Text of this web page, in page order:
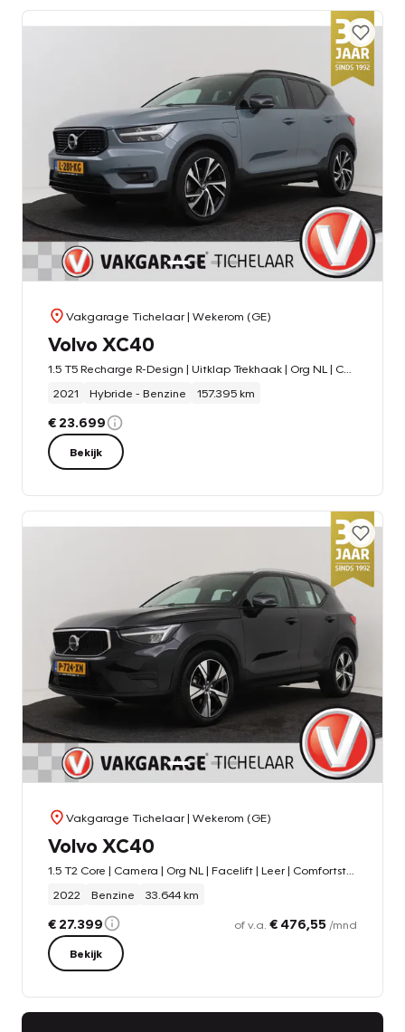
Vakgarage Tichelaar| Wekerom (GE)
Volvo XC40
2021
Hybride - Benzine 157.395 km
€ 23.699
Bekijk
Vakgarage Tichelaar| Wekerom (GE)
Volvo XC40
2022
Benzine 33.644 km
€ 27.399 of v.a. € 476,55 /mnd
Bekijk